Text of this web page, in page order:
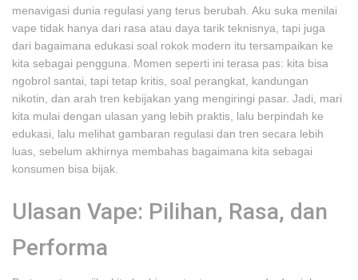
menavigasi dunia regulasi yang terus berubah. Aku suka menilai
vape tidak hanya dari rasa atau daya tarik teknisnya, tapi juga
dari bagaimana edukasi soal rokok modern itu tersampaikan ke
kita sebagai pengguna. Momen seperti ini terasa pas: kita bisa
ngobrol santai, tapi tetap kritis, soal perangkat, kandungan
nikotin, dan arah tren kebijakan yang mengiringi pasar. Jadi, mari
kita mulai dengan ulasan yang lebih praktis, lalu berpindah ke
edukasi, lalu melihat gambaran regulasi dan tren secara lebih
luas, sebelum akhirnya membahas bagaimana kita sebagai
konsumen bisa bijak.
Ulasan Vape: Pilihan, Rasa, dan
Performa